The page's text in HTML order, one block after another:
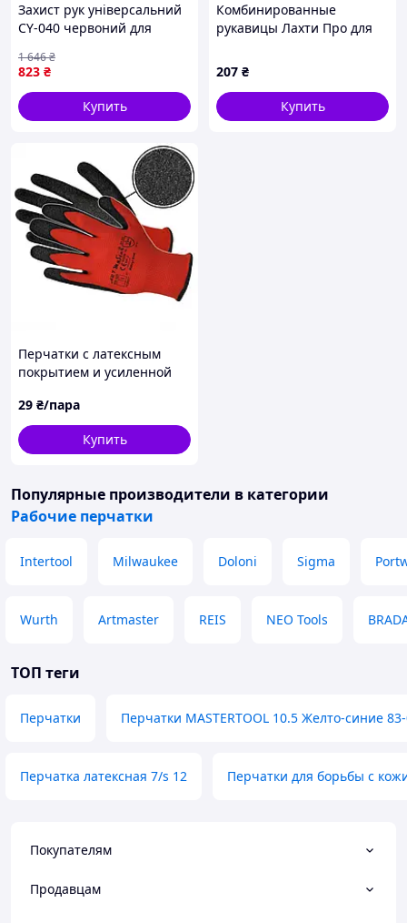
Захист рук універсальний
CY-040 червоний для
активного відпочинку
823 ₴
1 646₴
Купить
Комбинированные
рукавицы Лахти Про для
207 ₴
Купить
Перчатки с латексным
покрытием и усиленной
29 ₴/пара
Купить
Популярные производители в категории
Рабочие перчатки
Intertool Milwaukee Doloni Sigma
Wurth Artmaster REIS NEO Tools
ТОП теги
Перчатки Перчатки MASTERTOOL 10.5 Желто-синие
Перчатка латексная 7/s 12 Перчатки для борьбы с
Покупателям
Продавцам